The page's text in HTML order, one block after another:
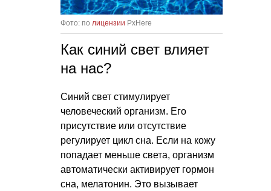
Фото: по лицензии PxHere
Как синий свет влияет
на нас?
Синий свет стимулирует
человеческий организм. Его
присутствие или отсутствие
регулирует цикл сна. Если на кожу
попадает меньше света, организм
автоматически активирует гормон
сна, мелатонин. Это вызывает